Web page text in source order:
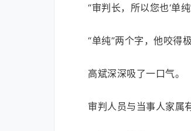
“审判长，所以您也‘单
“单纯”两个字，他咬得
高斌深深吸了一口气。
审判人员与当事人家属